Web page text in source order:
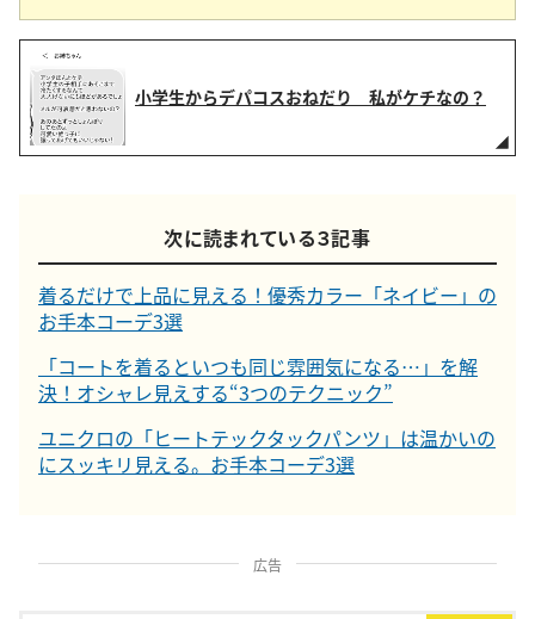
小学生からデパコスおねだり 私がケチなの？
次に読まれている３記事
着るだけで上品に見える！優秀カラー「ネイビー」の
お手本コーデ3選
「コートを着るといつも同じ雰囲気になる…」を解
決！オシャレ見えする“3つのテクニック”
ユニクロの「ヒートテックタックパンツ」は温かいの
にスッキリ見える。お手本コーデ3選
広告